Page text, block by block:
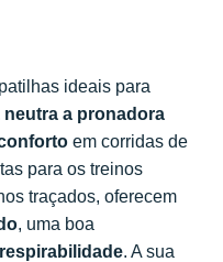
ideais para
neutra a pronadora
em corridas de
para os treinos
traçados, oferecem
, uma boa
. A sua